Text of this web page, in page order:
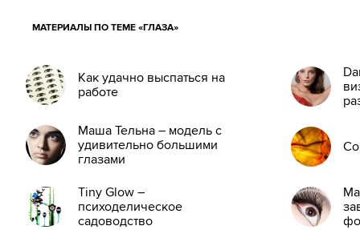
МАТЕРИАЛЫ ПО ТЕМЕ «ГЛАЗА»
Как удачно выспаться на
работе
Маша Тельна – модель с
удивительно большими
глазами
Tiny Glow –
психоделическое
садоводство